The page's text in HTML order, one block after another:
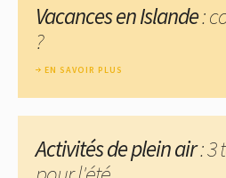
Vacances en Islande:
?
EN SAVOIR PLUS
Activités de plein air: 3